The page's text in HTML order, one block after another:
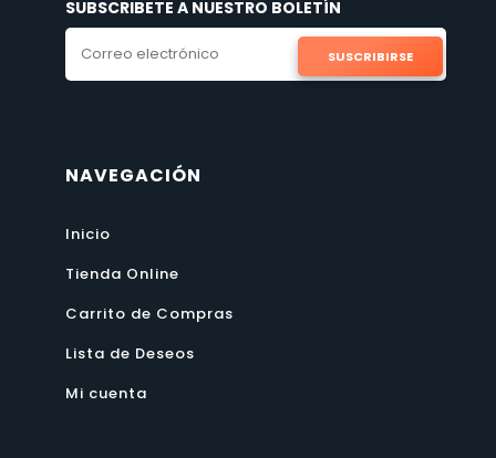
SUBSCRIBETE A NUESTRO BOLETÍN
SUSCRIBIRSE
NAVEGACIÓN
Inicio
Tienda Online
Carrito de Compras
Lista de Deseos
Mi cuenta